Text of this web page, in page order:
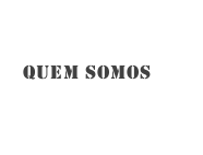
QUEM SOMOS